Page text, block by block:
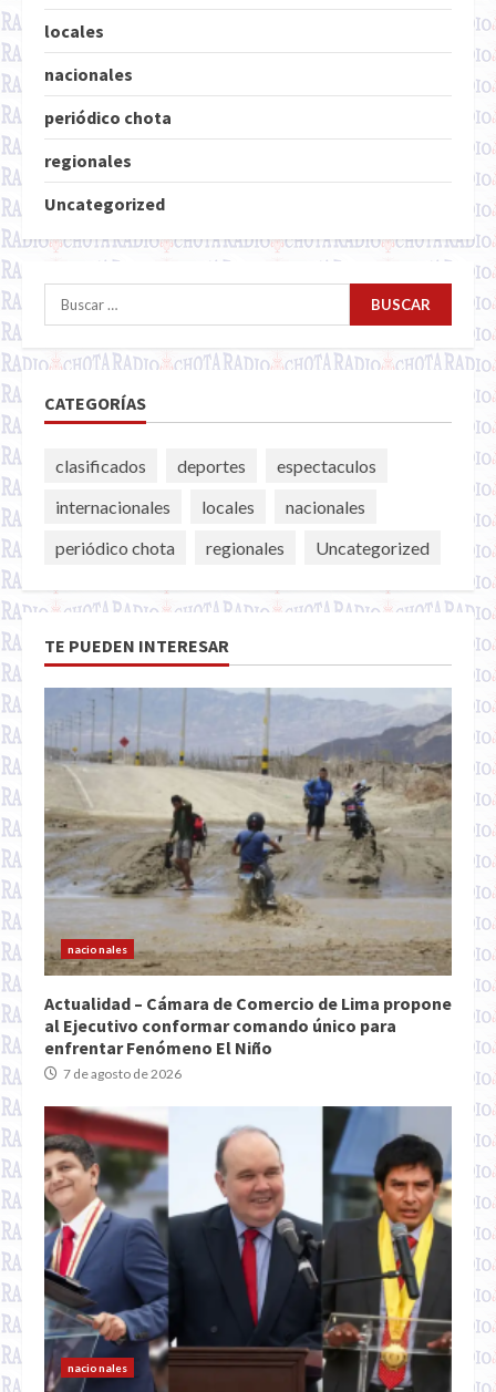
locales
nacionales
periódico chota
regionales
Uncategorized
Buscar:
CATEGORÍAS
clasificados deportes
espectaculos
internacionales
locales
nacionales
periódico chota
regionales Uncategorized
TE PUEDEN INTERESAR
nacionales
Actualidad – Cámara de Comercio de Lima propone
al Ejecutivo conformar comando único para
enfrentar Fenómeno El Niño
7 de agosto de 2026
nacionales